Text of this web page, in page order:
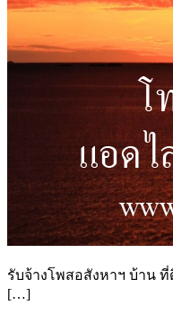
รับจ้างโพสอสังหาฯ บ้าน
[…]